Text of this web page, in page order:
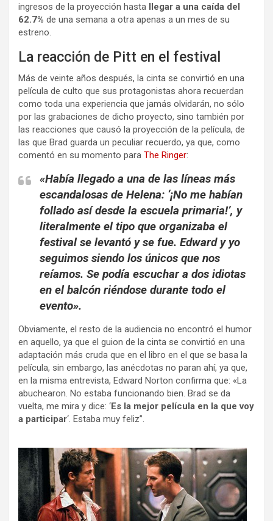
ingresos de la proyección hasta llegar a una caída del
62.7% de una semana a otra apenas a un mes de su
estreno.
La reacción de Pitt en el festival
Más de veinte años después, la cinta se convirtió en una
película de culto que sus protagonistas ahora recuerdan
como toda una experiencia que jamás olvidarán, no sólo
por las grabaciones de dicho proyecto, sino también por
las reacciones que causó la proyección de la película, de
las que Brad guarda un peculiar recuerdo, ya que, como
comentó en su momento para The Ringer:
«Había llegado a una de las líneas más
escandalosas de Helena: ‘¡No me habían
follado así desde la escuela primaria!’, y
literalmente el tipo que organizaba el
festival se levantó y se fue. Edward y yo
seguimos siendo los únicos que nos
reíamos. Se podía escuchara dos idiotas
en el balcón riéndose durante todo el
evento».
Obviamente, el resto de la audiencia no encontró el humor
en aquello, ya que el guion de la cinta se convirtió en una
adaptación más cruda que en el libro en el que se basa la
película, sin embargo, las anécdotas no paran ahí, ya que,
en la misma entrevista, Edward Norton confirma que: «La
abuchearon. No estaba funcionando bien. Brad se da
vuelta, me mira y dice: ‘Es la mejor película en la que voy
a participar‘. Estaba muy feliz”.